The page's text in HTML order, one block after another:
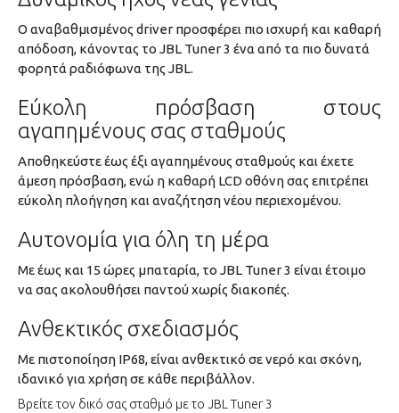
Ο αναβαθμισμένος driver προσφέρει πιο ισχυρή και καθαρή
απόδοση, κάνοντας το JBL Tuner 3 ένα από τα πιο δυνατά
φορητά ραδιόφωνα της JBL.
Εύκολη πρόσβαση στους
αγαπημένους σας σταθμούς
Αποθηκεύστε έως έξι αγαπημένους σταθμούς και έχετε
άμεση πρόσβαση, ενώ η καθαρή LCD οθόνη σας επιτρέπει
εύκολη πλοήγηση και αναζήτηση νέου περιεχομένου.
Αυτονομία για όλη τη μέρα
Με έως και 15 ώρες μπαταρία, το JBL Tuner 3 είναι έτοιμο
να σας ακολουθήσει παντού χωρίς διακοπές.
Ανθεκτικός σχεδιασμός
Με πιστοποίηση IP68, είναι ανθεκτικό σε νερό και σκόνη,
ιδανικό για χρήση σε κάθε περιβάλλον.
Βρείτε τον δικό σας σταθμό με το JBL Tuner 3